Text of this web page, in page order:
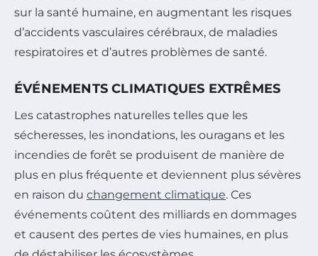
sur la santé humaine, en augmentant les risques
d’accidents vasculaires cérébraux, de maladies
respiratoires et d’autres problèmes de santé.
ÉVÉNEMENTS CLIMATIQUES EXTRÊMES
Les catastrophes naturelles telles que les
sécheresses, les inondations, les ouragans et les
incendies de forêt se produisent de manière de
plus en plus fréquente et deviennent plus sévères
en raison du changement climatique. Ces
événements coûtent des milliards en dommages
et causent des pertes de vies humaines, en plus